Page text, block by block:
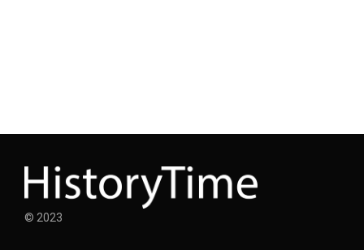
© 2023